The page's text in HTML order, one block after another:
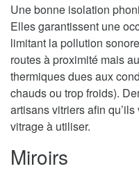
Une bonne isolation
Elles garantissent une
limitant la pollution
routes à proximité mais
thermiques dues aux
chauds ou trop froids).
artisans vitriers afin
vitrage à utiliser.
Miroirs